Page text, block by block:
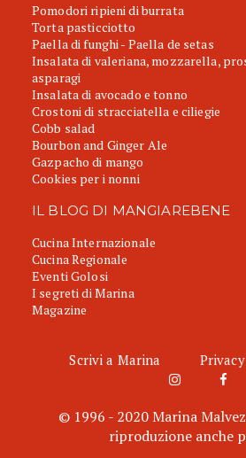
Pomodori ripieni di burrata
Torta pasticciotto
Paella di funghi - Paella de setas
Insalata di valeriana, mozzarella,
asparagi
Insalata di avocado e tonno
Crostoni di stracciatella e ciliegie
Cobb salad
Bourbon and Ginger Ale
Gazpacho di mango
Cookies per i nonni
IL BLOG DI MANGIAREBENE
Cucina Internazionale
Cucina Regionale
Eventi Golosi
I segreti di Marina
Magazine
Scrivi a Marina Privacy
© 1996 - 2020 Marina
riproduzione anche